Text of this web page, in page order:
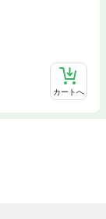
カートへ